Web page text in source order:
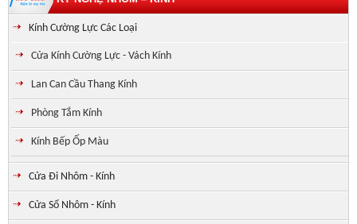
Kính Cường Lực Các Loại
Cửa Kính Cường Lực - Vách Kính
Lan Can Cầu Thang Kính
Phòng Tắm Kính
Kính Bếp Ốp Màu
Cửa Đi Nhôm - Kính
Cửa Sổ Nhôm - Kính